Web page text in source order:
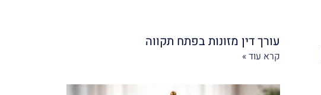
עורך דין מזונות בפתח תקווה
קרא עוד »